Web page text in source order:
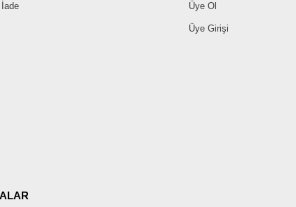
İade Üye Ol
Üye Girişi